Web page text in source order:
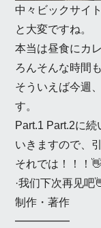
中々ビックサイ
と大変ですね。
本当は昼食にカ
ろんそんな時間も
そういえば今週
す。
Part.1 Part.2に
いきますので、
それでは！！！
·我们下次再见吧
制作・著作
━━━━━